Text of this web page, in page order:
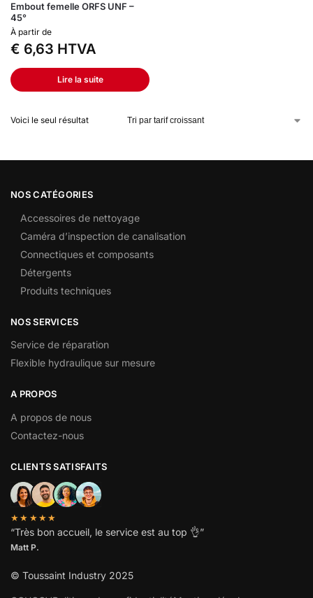
Embout femelle ORFS UNF –
45°
À partir de
€ 6,63 HTVA
Lire la suite
Voici le seul résultat
NOS CATÉGORIES
Accessoires de nettoyage
Caméra d’inspection de canalisation
Connectiques et composants
Détergents
Produits techniques
NOS SERVICES
Service de réparation
Flexible hydraulique sur mesure
A PROPOS
A propos de nous
Contactez-nous
CLIENTS SATISFAITS
★★★★★
“Très bon accueil, le service est au top 👌”
Matt P.
© Toussaint Industry 2025